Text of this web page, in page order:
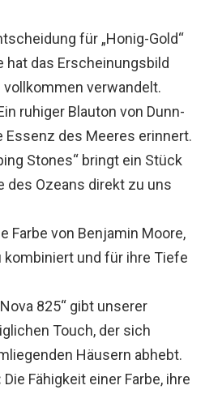
für „Honig-Gold“
hat das Erscheinungsbild
verwandelt.
ruhiger Blauton von Dunn-
Essenz des Meeres erinnert.
Stones“ bringt ein Stück
des Ozeans direkt zu uns
Farbe von Benjamin Moore,
kombiniert und für ihre Tiefe
825“ gibt unserer
Touch, der sich
Häusern abhebt.
Die Fähigkeit einer Farbe, ihre